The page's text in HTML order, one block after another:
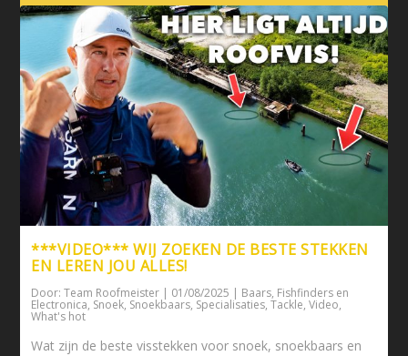
***VIDEO*** WIJ ZOEKEN DE BESTE STEKKEN
EN LEREN JOU ALLES!
Door:Team Roofmeister | 01/08/2025 | Baars, Fishfinders en
Electronica, Snoek, Snoekbaars, Specialisaties,Tackle,Video,
What's hot
Wat zijn de beste visstekken voor snoek, snoekbaars en